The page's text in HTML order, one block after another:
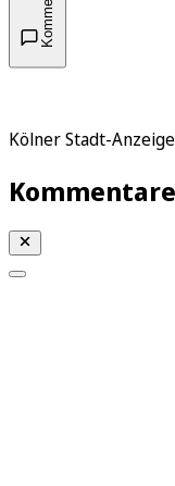
Kölner Stadt-
Kommentare